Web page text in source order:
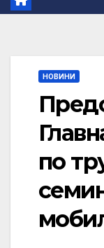
НОВИНИ
по